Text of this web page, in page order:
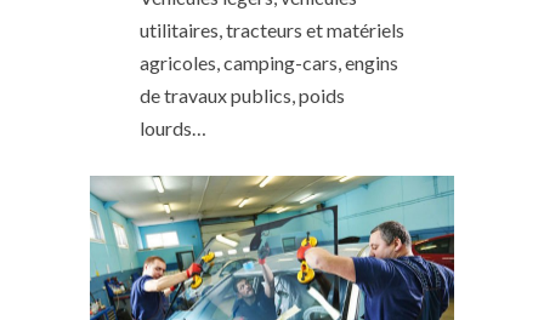
utilitaires, tracteurs et matériels
agricoles, camping-cars, engins
de travaux publics, poids
lourds…